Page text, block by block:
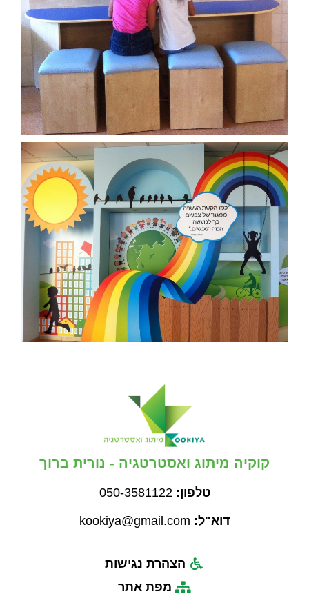
קוקיה מיתוג ואסטרטגיה - נורית ברוך
טלפון: 050-3581122
דוא"ל: kookiya@gmail.com
הצהרת נגישות
מפת אתר